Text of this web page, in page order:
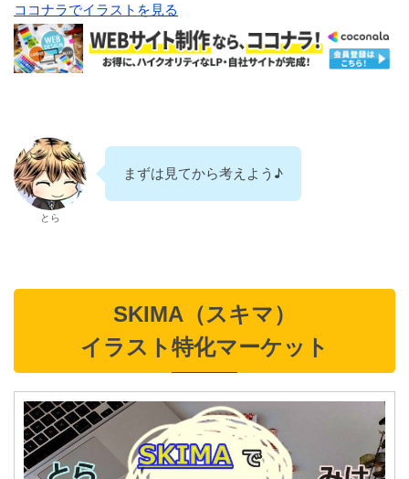
ココナラでイラストを見る
とら
まずは見てから考えよう♪
SKIMA（スキマ）
イラスト特化マーケット